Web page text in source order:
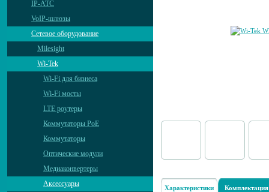
IP-АТС
VoIP-шлюзы
Сетевое оборудование
Milesight
Wi-Tek
Wi-Fi для бизнеса
Wi-Fi мосты
LTE роутеры
Коммутаторы PoE
Коммутаторы
Оптические модули
Медиаконвертеры
Аксессуары
Характеристики Комплектация